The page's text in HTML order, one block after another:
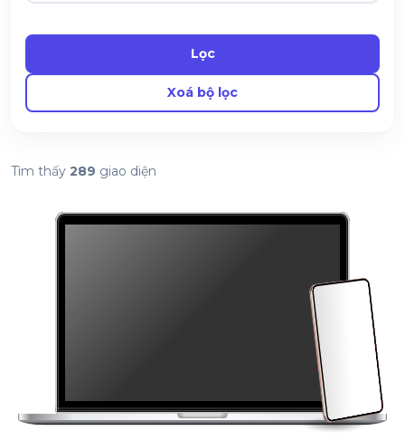
Lọc
Xoá bộ lọc
Tìm thấy 289 giao diện